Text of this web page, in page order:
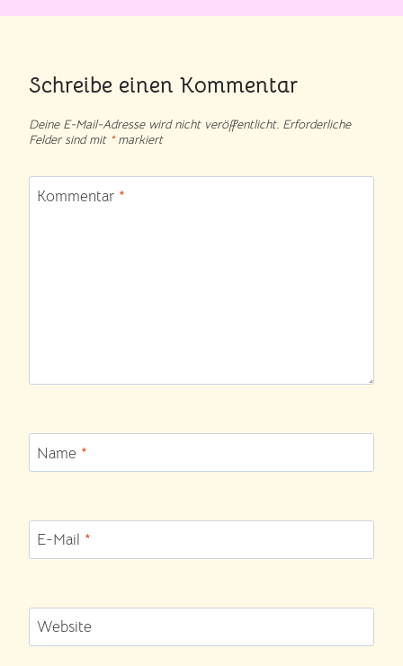
Schreibe einen Kommentar
Deine E-Mail-Adresse wird nicht veröffentlicht. Erforderliche
Felder sind mit *markiert
Kommentar *
Name *
E-Mail *
Website